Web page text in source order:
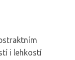
i lehkostí